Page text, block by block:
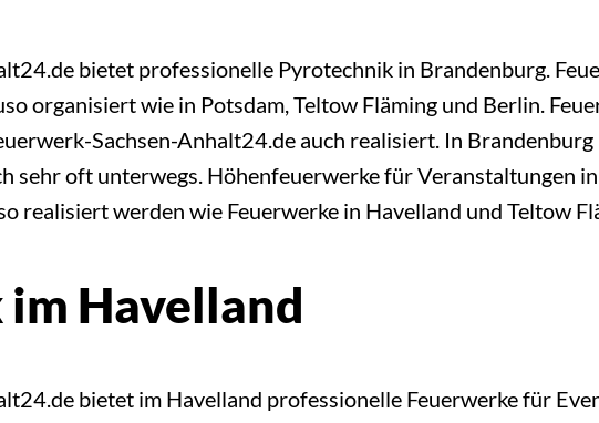
bietet professionelle Pyrotechnik in Brandenburg.
organisiert wie in Potsdam, Teltow Fläming und Berlin.
Sachsen-Anhalt24.de auch realisiert. In
sehr oft unterwegs. Höhenfeuerwerke für Veranstaltungen
realisiert werden wie Feuerwerke in Havelland und Teltow
Havelland
bietet im Havelland professionelle Feuerwerke für